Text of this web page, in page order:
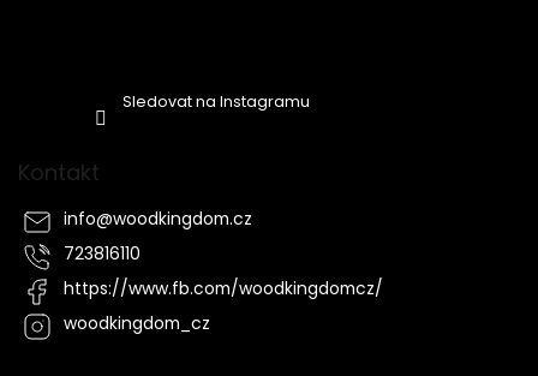
Sledovat na Instagramu
Kontakt
info@woodkingdom.cz
723816110
https://www.fb.com/woodkingdomcz/
woodkingdom_cz